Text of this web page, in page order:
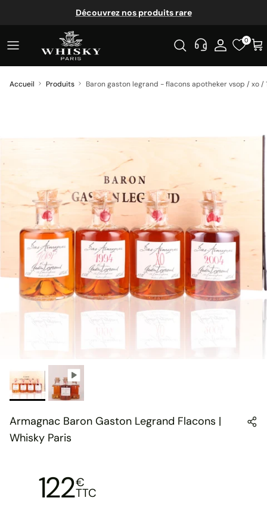
Découvrez nos produits rare
0
Accueil Produits Baron gaston legrand - flacons apotheker vsop / xo /
Armagnac Baron Gaston Legrand Flacons |
Whisky Paris
122€
TTC